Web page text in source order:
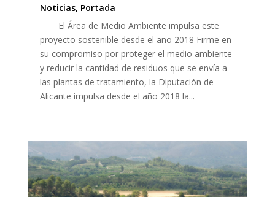
Noticias, Portada
El Área de Medio Ambiente impulsa este
proyecto sostenible desde el año 2018 Firme en
su compromiso por proteger el medio ambiente
y reducir la cantidad de residuos que se envía a
las plantas de tratamiento, la Diputación de
Alicante impulsa desde el año 2018 la...